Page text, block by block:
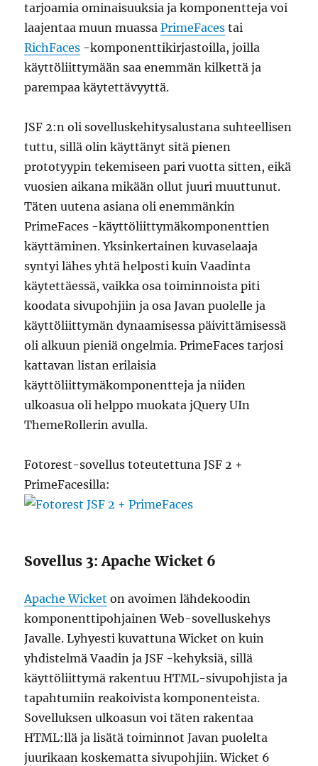
tarjoamia ominaisuuksia ja komponentteja voi
laajentaa muun muassaPrimeFaces tai
RichFaces -komponenttikirjastoilla, joilla
käyttöliittymään saa enemmän kilkettä ja
parempaa käytettävyyttä.
JSF 2:n oli sovelluskehitysalustana suhteellisen
tuttu, sillä olin käyttänyt sitä pienen
prototyypin tekemiseen pari vuotta sitten, eikä
vuosien aikana mikään ollut juuri muuttunut.
Täten uutena asiana oli enemmänkin
PrimeFaces -käyttöliittymäkomponenttien
käyttäminen. Yksinkertainen kuvaselaaja
syntyi lähes yhtä helposti kuin Vaadinta
käytettäessä, vaikka osa toiminnoista piti
koodata sivupohjiin ja osa Javan puolelle ja
käyttöliittymän dynaamisessa päivittämisessä
oli alkuun pieniä ongelmia. PrimeFaces tarjosi
kattavan listan erilaisia
käyttöliittymäkomponentteja ja niiden
ulkoasua oli helppo muokata jQuery UIn
ThemeRollerin avulla.
Fotorest-sovellus toteutettuna JSF 2 +
PrimeFacesilla:
Sovellus 3: Apache Wicket 6
Apache Wicket on avoimen lähdekoodin
komponenttipohjainen Web-sovelluskehys
Javalle. Lyhyesti kuvattuna Wicket on kuin
yhdistelmä Vaadin ja JSF -kehyksiä, sillä
käyttöliittymä rakentuu HTML-sivupohjista ja
tapahtumiin reakoivista komponenteista.
Sovelluksen ulkoasun voi täten rakentaa
HTML:llä ja lisätä toiminnot Javan puolelta
juurikaan koskematta sivupohjiin. Wicket 6